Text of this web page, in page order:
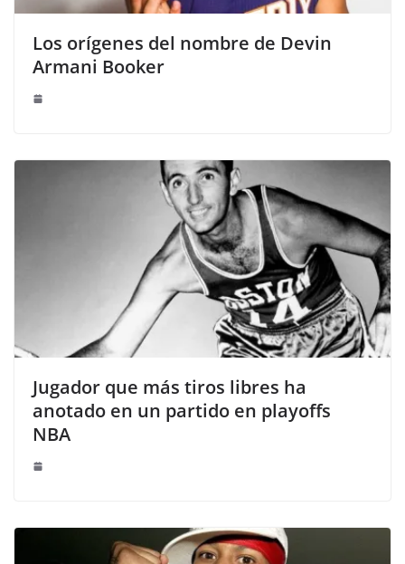
Los orígenes del nombre de Devin
Armani Booker
Jugador que más tiros libres ha
anotado en un partido en playoffs
NBA